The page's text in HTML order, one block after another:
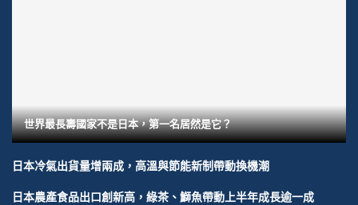
世界最長壽國家不是日本，第一名居然是它？
日本冷氣出貨量增兩成，高溫與節能新制帶動換機潮
日本農產食品出口創新高，綠茶、鰤魚帶動上半年成長逾一成